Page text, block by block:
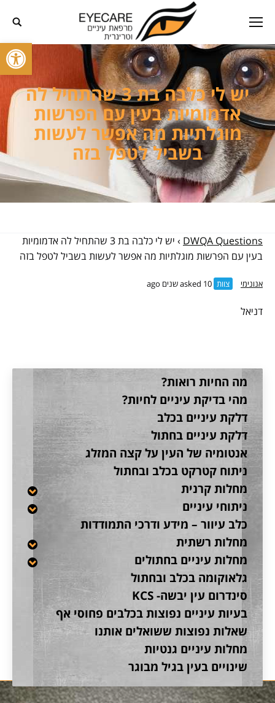
פתח
יש לי כלבה בת 3 שהתחיל לה
אדמומיות בעין עם הפרשות
מוגלתיות מה אפשר לעשות
בשביל לטפל בזה
DWQA Questions
›
יש לי כלבה בת 3 שהתחיל לה אדמומיות
בעין עם הפרשות מוגלתיות מה אפשר לעשות בשביל לטפל בזה
אנונימי צוות
דניאל
מה החיות רואות?
מהי בדיקת עיניים לחיות?
דלקת עיניים בכלב
דלקת עיניים בחתול
אנטומיה של העין על קצה המזלג
ניתוח קטרקט בכלב ובחתול
מחלות קרנית
ניתוחי עיניים
כלב עיוור – מידע ודרכי התמודדות
מחלות רשתית
מחלות עיניים בחתולים
גלאוקומה בכלב ובחתול
סינדרום עין יבשה- KCS
בעיות עיניים נפוצות בכלבים פחוסי אף
שאלות נפוצות ששואלים אותנו
מחלות עיניים גנטיות
שינויים בעין בגיל מבוגר